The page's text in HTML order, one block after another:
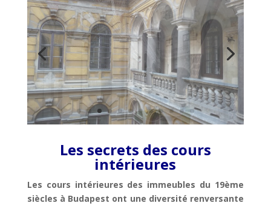
Les secrets des cours
intérieures
Les cours intérieures des immeubles du 19ème
siècles à Budapest ont une diversité renversante